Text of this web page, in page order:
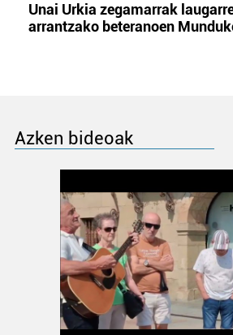
Unai Urkia zegamarrak
arrantzako beteranoen
Azken bideoak